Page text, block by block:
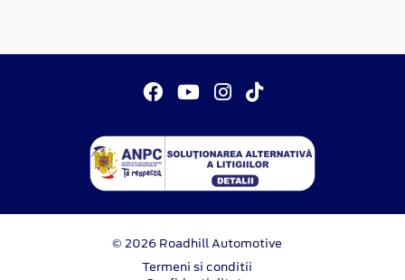
© 2026 Roadhill Automotive
Termeni si conditii